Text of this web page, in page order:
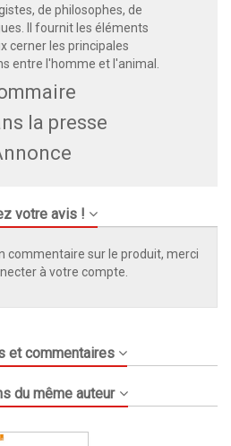
de philosophes, de
Il fournit les éléments
cerner les principales
entre l'homme et l'animal.
la presse
votre avis !
commentaire sur le produit, merci
à votre compte.
et commentaires
du même auteur